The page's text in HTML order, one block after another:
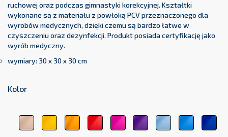
ruchowej oraz podczas gimnastyki korekcyjnej. Kształtki
wykonane są z materiału z powłoką PCV przeznaczonego dla
wyrobów medycznych, dzięki czemu są bardzo łatwe w
czyszczeniu oraz dezynfekcji. Produkt posiada certyfikację jako
wyrób medyczny.
wymiary: 30 x 30 x 30 cm
Kolor
beżowy
1044
żółty
1123
pomarańczowy
1017
czerwony
3104
różowy
3333
fioletowy
5161
błękitny
5348
5154